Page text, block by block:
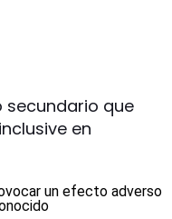
secundario que
en